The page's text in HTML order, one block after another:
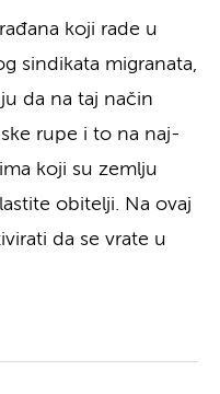
koji rade u
sindikata migranata,
da na taj način
rupe i to na naj-
koji su zemlju
obitelji. Na ovaj
da se vrate u